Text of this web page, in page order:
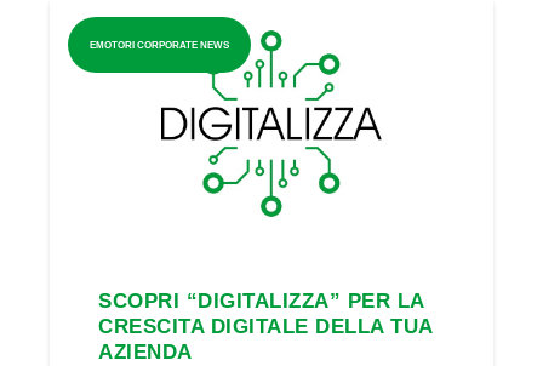
EMOTORI CORPORATE NEWS
SCOPRI “DIGITALIZZA” PER LA
CRESCITA DIGITALE DELLA TUA
AZIENDA